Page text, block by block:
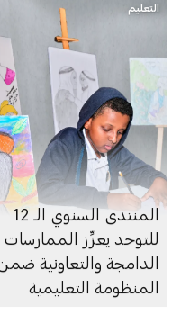
التعليم
المنتدى السنوي الـ 12
للتوحد يعزِّز الممارسات
الدامجة والتعاونية ضمن
المنظومة التعليمية